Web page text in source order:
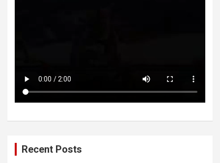
Recent Posts